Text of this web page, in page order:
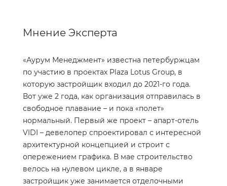
Мнение Эксперта
«Аурум Менеджмент» известна петербуржцам
по участию в проектах Plaza Lotus Group, в
которую застройщик входил до 2021-го года.
Вот уже 2 года, как организация отправилась в
свободное плавание – и пока «полет»
нормальный. Первый же проект – апарт-отель
VIDI – девелопер спроектировал с интересной
архитектурной концепцией и строит с
опережением графика. В мае строительство
велось на нулевом цикле, а в январе
застройщик уже занимается отделочными